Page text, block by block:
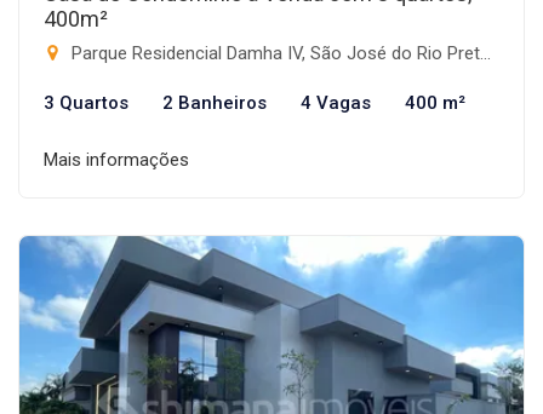
400m²
Parque Residencial Damha IV, São José do Rio Preto-SP
3 Quartos 2 Banheiros 4 Vagas 400 m²
Mais informações